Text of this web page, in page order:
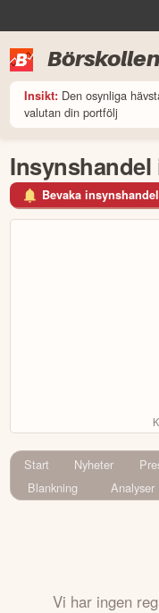
Börskollen
Insikt: Den osynliga
valutan din portfölj
Insynshandel
Bevaka insynshandel
Start Nyheter
Blankning
Analyser
Vi har ingen